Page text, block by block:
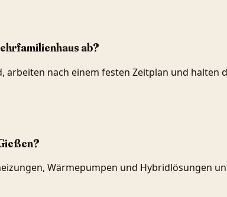
ab?
nach einem festen Zeitplan und
Wärmepumpen und Hybridlösungen